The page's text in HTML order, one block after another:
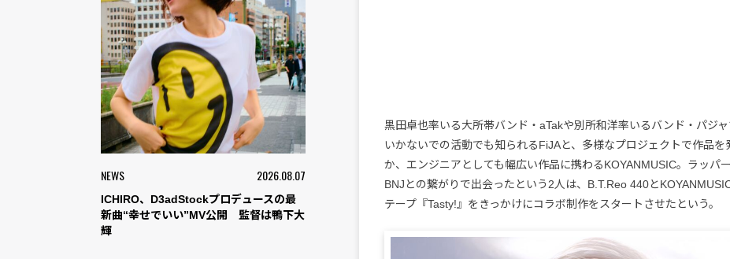
NEWS 2026.08.07
ICHIRO、D3adStockプロデュースの最
新曲“幸せでいい”MV公開 監督は鴨下大
輝
黒田卓也率いる大所帯バンド・aTakや別所和洋率いるバンド・パジ
いかないでの活動でも知られるFiJAと、多様なプロジェクトで作品を
か、エンジニアとしても幅広い作品に携わるKOYANMUSIC。ラッパ
BNJとの繋がりで出会ったという2人は、B.T.Reo 440と
テープ『Tasty!』をきっかけにコラボ制作をスタートさせたという。